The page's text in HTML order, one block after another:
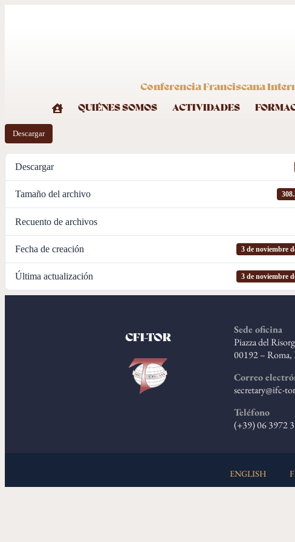
Conferencia Franciscana
QUIÉNES SOMOS ACTIVIDADES
Descargar
Descargar
Tamaño del archivo
Recuento de archivos
Fecha de creación 3 de noviembre
Última actualización 3 de noviembre
CFI-TOR
Sede oficina
Piazza del
00192 –
Correo
secretary@ifc-
Teléfono
(+39) 06 3972
ENGLISH